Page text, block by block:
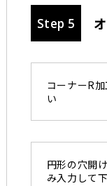
Step 5
コーナーR
い
円形の穴開
み入力して